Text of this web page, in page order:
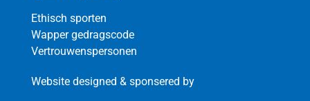
Ethisch sporten
Wapper gedragscode
Vertrouwenspersonen
Website designed & sponsered by